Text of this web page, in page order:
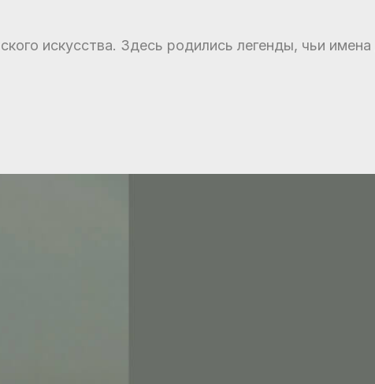
искусства. Здесь родились легенды, чьи